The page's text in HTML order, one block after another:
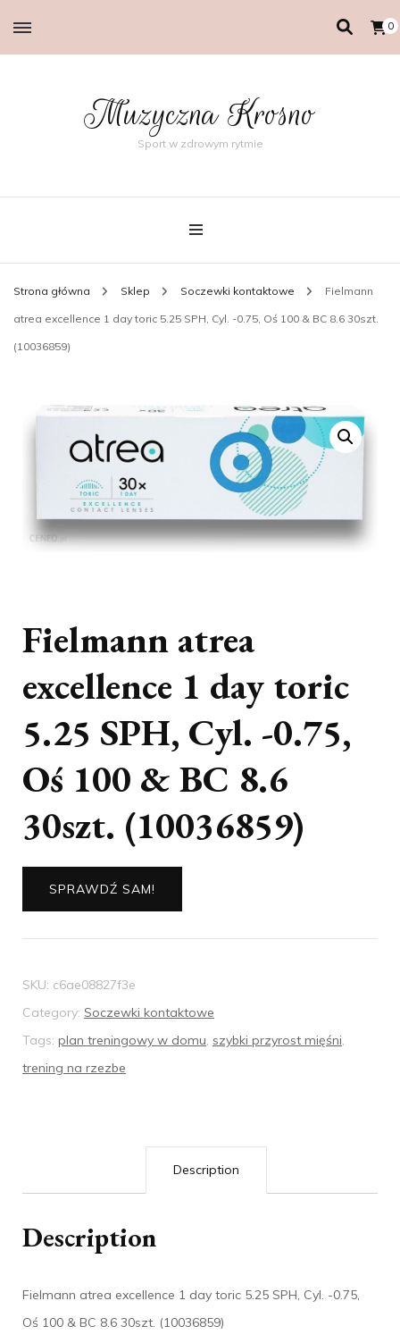
0
Muzyczna Krosno
Sport w zdrowym rytmie
Strona główna Sklep Soczewki kontaktowe Fielmann
atrea excellence 1 day toric 5.25 SPH, Cyl. -0.75, Oś 100 & BC 8.6 30szt.
(10036859)
Fielmann atrea
excellence 1 day toric
5.25 SPH, Cyl. -0.75,
Oś 100 & BC 8.6
30szt. (10036859)
SPRAWDŹ SAM!
SKU: c6ae08827f3e
Category: Soczewki kontaktowe
Tags: plan treningowy w domu, szybki przyrost mięśni,
trening na rzezbe
Description
Description
Fielmann atrea excellence 1 day toric 5.25 SPH, Cyl. -0.75,
Oś 100 & BC 8.6 30szt. (10036859)